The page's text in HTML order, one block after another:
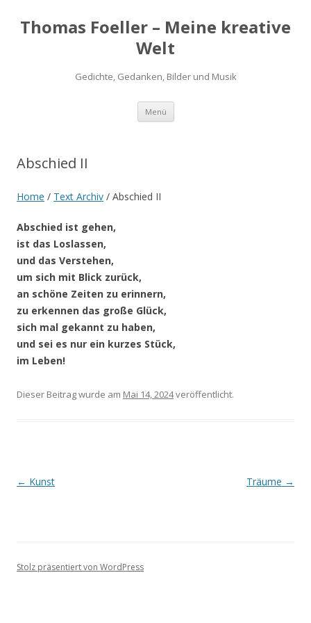
Thomas Foeller – Meine kreative
Welt
Gedichte, Gedanken, Bilder und Musik
Menü Zum
springen
Abschied II
Home / Text Archiv / Abschied II
Abschied ist gehen,
ist das Loslassen,
und das Verstehen,
um sich mit Blick zurück,
an schöne Zeiten zu erinnern,
zu erkennen das große Glück,
sich mal gekannt zu haben,
und sei es nur ein kurzes Stück,
im Leben!
Dieser Beitrag wurde am Mai 14, 2024veröffentlicht.
Beitragsnavigation
← Kunst Träume →
Stolz präsentiert von WordPress